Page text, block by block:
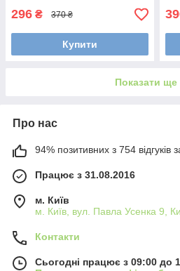
296 ₴ 370 ₴
Купити
Показати ще
Про нас
94% позитивних з 754 відгуків
Працює з 31.08.2016
м. Київ
м. Київ, вул. Павла Усенка 9,
Контакти
Сьогодні працює з 09:00 до